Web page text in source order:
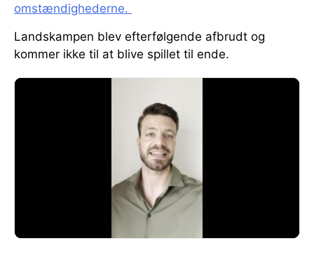
omstændighederne.
Landskampen blev efterfølgende afbrudt og
kommer ikke til at blive spillet til ende.